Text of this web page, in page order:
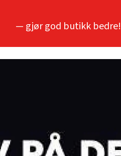
— gjør god butikk bedre!